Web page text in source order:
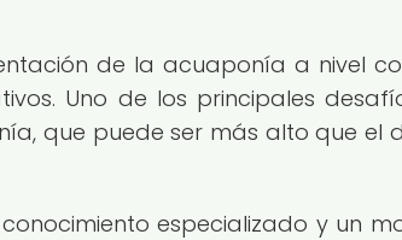
de la acuaponía a nivel
Uno de los principales
que puede ser más alto que el
especializado y un